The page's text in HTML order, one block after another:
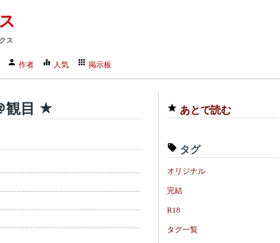
ス
作者 人気 掲示板
観目 ★ あとで読む
タグ
オリジナル
完結
R18
タグ一覧